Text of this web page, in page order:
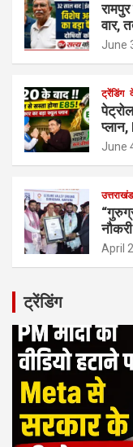
वार,
June
ट्रेंडिंग
June
उत्तराखंड
April
ट्रेंडिंग